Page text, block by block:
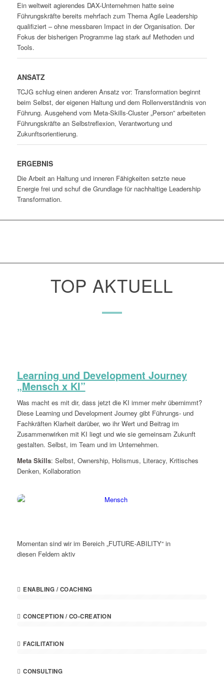
Ein weltweit agierendes DAX-Unternehmen hatte seine
Führungskräfte bereits mehrfach zum Thema Agile Leadership
qualifiziert – ohne messbaren Impact in der Organisation. Der
Fokus der bisherigen Programme lag stark auf Methoden und
Tools.
ANSATZ
TCJG schlug einen anderen Ansatz vor: Transformation beginnt
beim Selbst, der eigenen Haltung und dem Rollenverständnis von
Führung. Ausgehend vom Meta-Skills-Cluster „Person” arbeiteten
Führungskräfte an Selbstreflexion, Verantwortung und
Zukunftsorientierung.
ERGEBNIS
Die Arbeit an Haltung und inneren Fähigkeiten setzte neue
Energie frei und schuf die Grundlage für nachhaltige Leadership
Transformation.
TOP AKTUELL
Learning und Development Journey
„Mensch x KI”
Was macht es mit dir, dass jetzt die KI immer mehr übernimmt?
Diese Learning und Development Journey gibt Führungs- und
Fachkräften Klarheit darüber, wo ihr Wert und Beitrag im
Zusammenwirken mit KI liegt und wie sie gemeinsam Zukunft
gestalten. Selbst, im Team und im Unternehmen.
Meta Skills: Selbst, Ownership, Holismus, Literacy, Kritisches
Denken, Kollaboration
Momentan sind wir im Bereich „FUTURE-ABILITY“ in
diesen Feldern aktiv
ENABLING / COACHING
CONCEPTION / CO-CREATION
FACILITATION
CONSULTING